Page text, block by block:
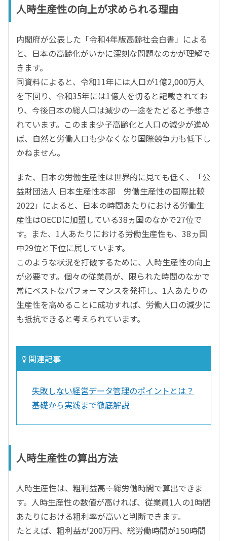
人時生産性の向上が求められる理由
内閣府が公表した「令和4年版高齢社会白書」による
と、日本の高齢化がいかに深刻な問題なのかが理解で
きます。
同資料によると、令和11年には人口が1億2,000万人
を下回り、令和35年には1億人を切ると記載されてお
り、今後日本の総人口は減少の一途をたどると予想さ
れています。このまま少子高齢化と人口の減少が進め
ば、自然と労働人口も少なくなり国際競争力も低下し
かねません。
また、日本の労働生産性は世界的に見ても低く、「公
益財団法人 日本生産性本部 労働生産性の国際比較
2022」によると、日本の時間あたりにおける労働生
産性はOECDに加盟している38ヵ国のなかで27位で
す。また、1人あたりにおける労働生産性も、38ヵ国
中29位と下位に属しています。
このような状況を打破するために、人時生産性の向上
が必要です。個々の従業員が、限られた時間のなかで
常にベストなパフォーマンスを発揮し、1人あたりの
生産性を高めることに成功すれば、労働人口の減少に
も抵抗できると考えられています。
関連記事
失敗しない経営データ管理のポイントとは？
基礎から実践まで徹底解説
人時生産性の算出方法
人時生産性は、粗利益高÷総労働時間で算出できま
す。人時生産性の数値が高ければ、従業員1人の1時間
あたりにおける粗利率が高いと判断できます。
たとえば、粗利益が200万円、総労働時間が150時間